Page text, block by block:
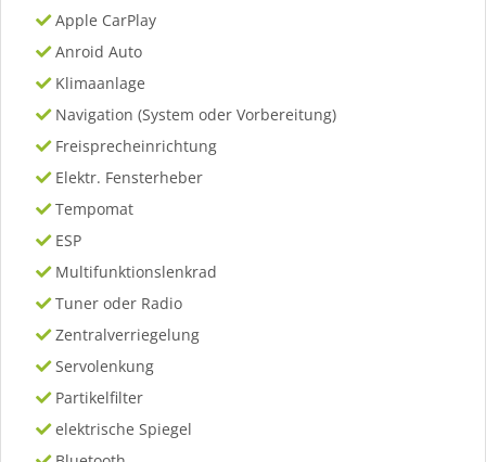
Apple CarPlay
Anroid Auto
Klimaanlage
Navigation (System oder Vorbereitung)
Freisprecheinrichtung
Elektr. Fensterheber
Tempomat
ESP
Multifunktionslenkrad
Tuner oder Radio
Zentralverriegelung
Servolenkung
Partikelfilter
elektrische Spiegel